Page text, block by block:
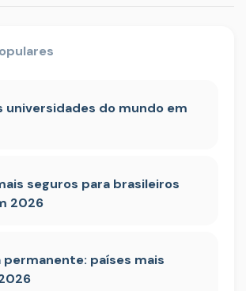
universidades do mundo em
seguros para brasileiros
2026
permanente: países mais